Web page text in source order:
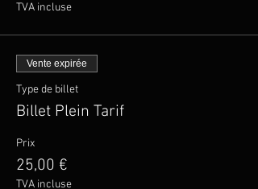
TVA incluse
Vente expirée
Type de billet
Billet Plein Tarif
Prix
25,00 €
TVA incluse